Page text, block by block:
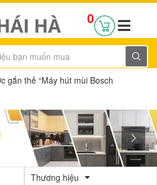
0
gắn thẻ “Máy hút mùi Bosch
Thương hiệu